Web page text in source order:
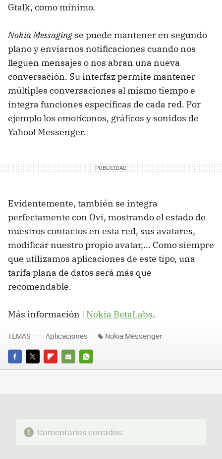
Gtalk, como mínimo.
Nokia Messaging se puede mantener en segundo
plano y enviarnos notificaciones cuando nos
lleguen mensajes o nos abran una nueva
conversación. Su interfaz permite mantener
múltiples conversaciones al mismo tiempo e
integra funciones específicas de cada red. Por
ejemplo los emoticonos, gráficos y sonidos de
Yahoo! Messenger.
Evidentemente, también se integra
perfectamente con Ovi, mostrando el estado de
nuestros contactos en esta red, sus avatares,
modificar nuestro propio avatar,... Como siempre
que utilizamos aplicaciones de este tipo, una
tarifa plana de datos será más que
recomendable.
Más información | Nokia BetaLabs.
FACEBOOK
TWITTERFLIPBOARD
E-
WHATSAPP
TEMAS Aplicaciones Nokia Messenger
Comentarios cerrados